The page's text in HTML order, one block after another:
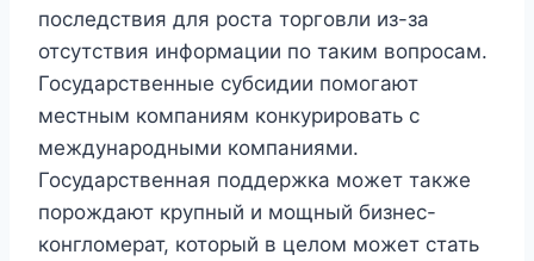
последствия для роста торговли из-за
отсутствия информации по таким вопросам.
Государственные субсидии помогают
местным компаниям конкурировать с
международными компаниями.
Государственная поддержка может также
порождают крупный и мощный бизнес-
конгломерат, который в целом может стать